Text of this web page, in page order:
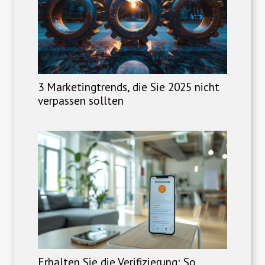
3 Marketingtrends, die Sie 2025 nicht
verpassen sollten
Erhalten Sie die Verifizierung: So